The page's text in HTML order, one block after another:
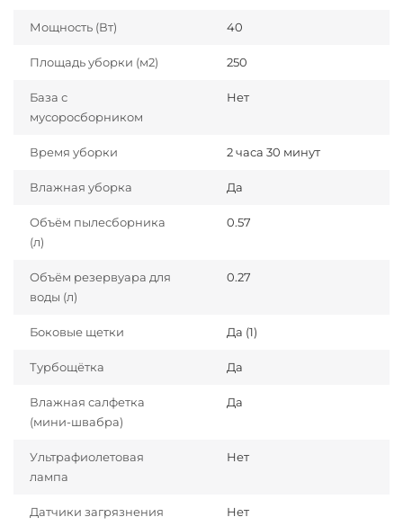
Мощность (Вт) 40
Площадь уборки (м2) 250
База с
мусоросборником
Нет
Время уборки 2 часа 30 минут
Влажная уборка Да
Объём пылесборника
(л)
0.57
Объём резервуара для
воды (л)
0.27
Боковые щетки Да (1)
Турбощётка Да
Влажная салфетка
(мини-швабра)
Да
Ультрафиолетовая
лампа
Нет
Датчики загрязнения Нет